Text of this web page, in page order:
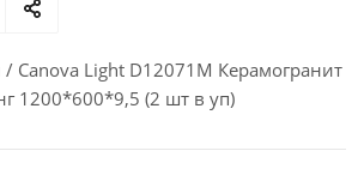
Canova Light D12071M Керамогранит
1200*600*9,5 (2 шт в уп)